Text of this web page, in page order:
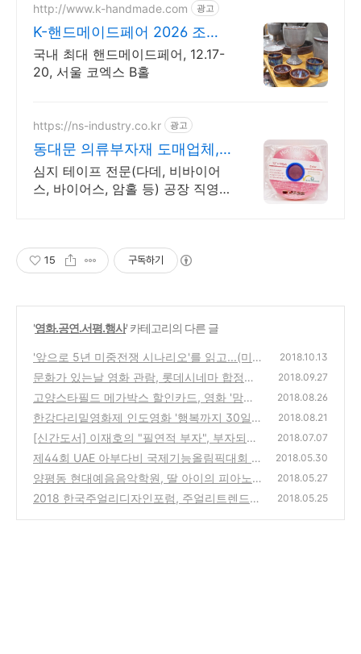
http://www.k-handmade.com 광고
K-핸드메이드페어 2026 조기
신청 기간 참가비 할인
국내 최대 핸드메이드페어, 12.17-
20, 서울 코엑스 B홀
https://ns-industry.co.kr 광고
동대문 의류부자재 도매업체,
(남송사)엔에스 인더스트리
심지 테이프 전문(다데, 비바이어
스, 바이어스, 암홀 등) 공장 직영
15 구독하기
'영화.공연.서평.행사' 카테고리의 다른 글
'앞으로 5년 미중전쟁 시나리오'를 읽고...(미중
무역전쟁, 미중환율전쟁)
(30)
2018.10.13
문화가 있는날 영화 관람, 롯데시네마 합정에
서 본 영화 '안시성' 후기
(38)
2018.09.27
고양스타필드 메가박스 할인카드, 영화 '맘마
미아2' 후기
(42)
2018.08.26
한강다리밑영화제 인도영화 '행복까지 30일
(카카무타이)' 후기
(44)
2018.08.21
[신간도서] 이재호의 "필연적 부자", 부자되는
법 서평
(28)
2018.07.07
제44회 UAE 아부다비 국제기능올림픽대회 유
공자 시상식 이모저모
(42)
2018.05.30
양평동 현대예음음악학원, 딸 아이의 피아노
정기연주회
(24)
2018.05.27
2018 한국주얼리디자인포럼, 주얼리트렌드와
2018.05.25